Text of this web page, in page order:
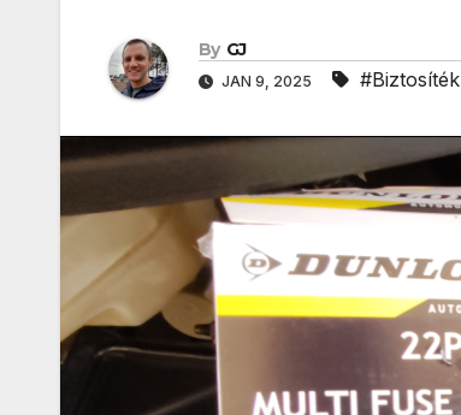
By GJ
JAN 9, 2025 #Biztosíték